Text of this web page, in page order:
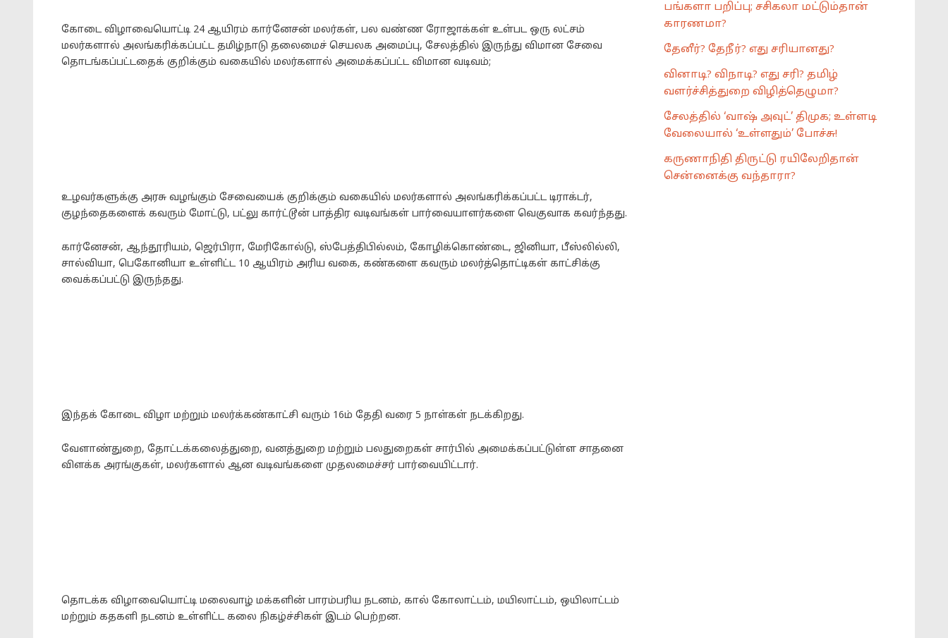
கோடை விழாவையொட்டி 24 ஆயிரம் கார்னேசன் மலர்கள், பல வண்ண ரோஜாக்கள் உள்பட ஒரு லட்சம்
மலர்களால் அலங்கரிக்கப்பட்ட தமிழ்நாடு தலைமைச் செயலக அமைப்பு, சேலத்தில் இருந்து விமான சேவை
தொடங்கப்பட்டதைக் குறிக்கும் வகையில் மலர்களால் அமைக்கப்பட்ட விமான வடிவம்;
உழவர்களுக்கு அரசு வழங்கும் சேவையைக் குறிக்கும் வகையில் மலர்களால் அலங்கரிக்கப்பட்ட டிராக்டர்,
குழந்தைகளைக் கவரும் மோட்டு, பட்லு கார்ட்டூன் பாத்திர வடிவங்கள் பார்வையாளர்களை வெகுவாக கவர்ந்தது.
கார்னேசன், ஆந்தூரியம், ஜெர்பிரா, மேரிகோல்டு, ஸ்பேத்திபில்லம், கோழிக்கொண்டை, ஜினியா, பீஸ்லில்லி,
சால்வியா, பெகோனியா உள்ளிட்ட 10 ஆயிரம் அரிய வகை, கண்களை கவரும் மலர்த்தொட்டிகள் காட்சிக்கு
வைக்கப்பட்டு இருந்தது.
இந்தக் கோடை விழா மற்றும் மலர்க்கண்காட்சி வரும் 16ம் தேதி வரை 5 நாள்கள் நடக்கிறது.
வேளாண்துறை, தோட்டக்கலைத்துறை, வனத்துறை மற்றும் பலதுறைகள் சார்பில் அமைக்கப்பட்டுள்ள சாதனை
விளக்க அரங்குகள், மலர்களால் ஆன வடிவங்களை முதலமைச்சர் பார்வையிட்டார்.
தொடக்க விழாவையொட்டி மலைவாழ் மக்களின் பாரம்பரிய நடனம், கால் கோலாட்டம், மயிலாட்டம், ஒயிலாட்டம்
மற்றும் கதகளி நடனம் உள்ளிட்ட கலை நிகழ்ச்சிகள் இடம் பெற்றன.
பங்களா பறிப்பு; சசிகலா மட்டும்தான்
காரணமா?
தேனீர்? தேநீர்? எது சரியானது?
வினாடி? விநாடி? எது சரி? தமிழ்
வளர்ச்சித்துறை விழித்தெழுமா?
சேலத்தில் ‘வாஷ் அவுட்’ திமுக; உள்ளடி
வேலையால் ‘உள்ளதும்’ போச்சு!
கருணாநிதி திருட்டு ரயிலேறிதான்
சென்னைக்கு வந்தாரா?